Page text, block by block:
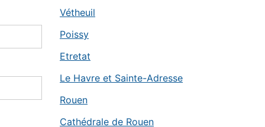
Vétheuil
Poissy
Etretat
Le Havre et Sainte-Adresse
Rouen
Cathédrale de Rouen